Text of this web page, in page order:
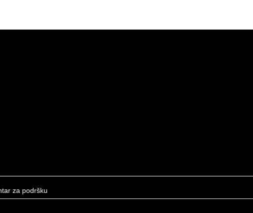
za podršku